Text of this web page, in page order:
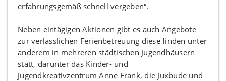
erfahrungsgemäß schnell vergeben“.
Neben eintägigen Aktionen gibt es auch Angebote
zur verlässlichen Ferienbetreuung diese finden unter
anderem in mehreren städtischen Jugendhäusern
statt, darunter das Kinder- und
Jugendkreativzentrum Anne Frank, die Juxbude und